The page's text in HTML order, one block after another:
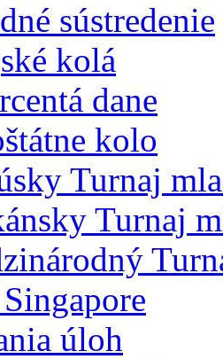
sústredenie
kolá
dane
kolo
Turnaj
Turnaj
úloh